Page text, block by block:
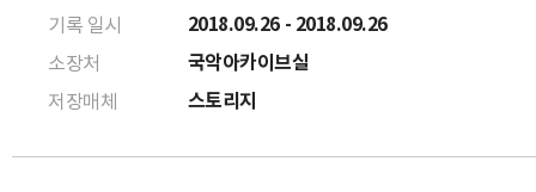
기록 일시 2018.09.26 - 2018.09.26
소장처 국악아카이브실
저장매체 스토리지